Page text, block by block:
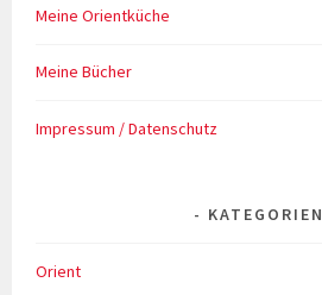
Meine Orientküche
Meine Bücher
Impressum / Datenschutz
KATEGORIEN
Orient